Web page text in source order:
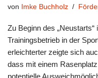
von Imke Buchholz
Zu Beginn des
Trainingsbetrieb in der
erleichterter zeigte sich
dass mit einem
potentielle